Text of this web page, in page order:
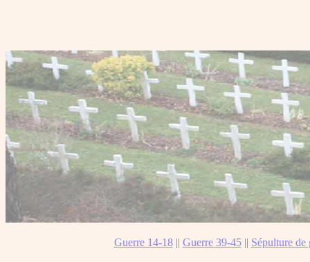
Guerre 14-18|| Guerre 39-45|| Sépulture de